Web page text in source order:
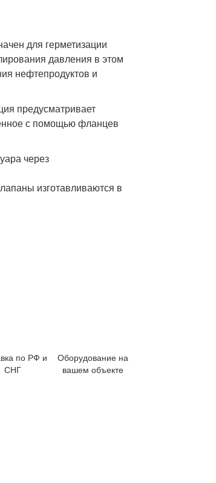
для герметизации
давления в этом
нефтепродуктов и
предусматривает
с помощью фланцев
через
изготавливаются в
по РФ и
СНГ
Оборудование на
вашем объекте